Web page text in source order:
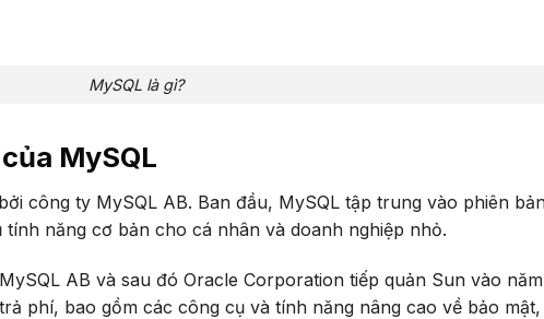
MySQL là gì?
MySQL
công ty MySQL AB. Ban đầu, MySQL tập trung vào phiên
năng cơ bản cho cá nhân và doanh nghiệp nhỏ.
AB và sau đó Oracle Corporation tiếp quản Sun vào năm
phí, bao gồm các công cụ và tính năng nâng cao về bảo mật,